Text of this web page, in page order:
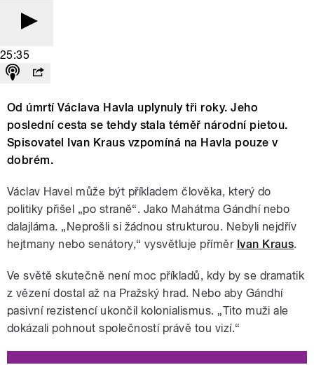
25:35
Od úmrtí Václava Havla uplynuly tři roky. Jeho
poslední cesta se tehdy stala téměř národní pietou.
Spisovatel Ivan Kraus vzpomíná na Havla pouze v
dobrém.
Václav Havel může být příkladem člověka, který do
politiky přišel „po straně“. Jako Mahátma Gándhí nebo
dalajláma. „Neprošli si žádnou strukturou. Nebyli nejdřív
hejtmany nebo senátory,“ vysvětluje příměr Ivan Kraus.
Ve světě skutečně není moc příkladů, kdy by se dramatik
z vězení dostal až na Pražský hrad. Nebo aby Gándhí
pasivní rezistencí ukončil kolonialismus. „Tito muži ale
dokázali pohnout společností právě tou vizí.“